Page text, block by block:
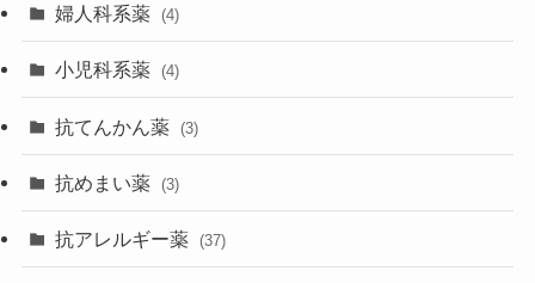
婦人科系薬 (4)
小児科系薬 (4)
抗てんかん薬 (3)
抗めまい薬 (3)
抗アレルギー薬 (37)